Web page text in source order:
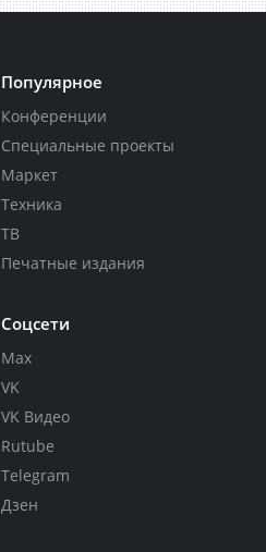
Популярное
Конференции
Специальные проекты
Маркет
Техника
ТВ
Печатные издания
Соцсети
Max
VK
VK Видео
Rutube
Telegram
Дзен